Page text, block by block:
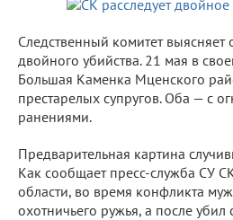
Следственный комитет выясняет
двойного убийства. 21 мая в
Большая Каменка Мценского
престарелых супругов. Оба — с
ранениями.
Предварительная картина
Как сообщает пресс-служба СУ
области, во время конфликта
охотничьего ружья, а после убил